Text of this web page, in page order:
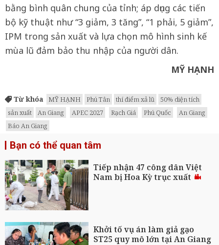
bằng bình quân chung của tỉnh; áp dụng các tiến
bộ kỹ thuật như “3 giảm, 3 tăng”, “1 phải, 5 giảm”,
IPM trong sản xuất và lựa chọn mô hình sinh kế
mùa lũ đảm bảo thu nhập của người dân.
MỸ HẠNH
Từ khóa MỸ HẠNH Phú Tân thí điểm xả lũ
50% diện tích
sản xuất
An Giang APEC 2027 Rạch Giá Phú Quốc
An Giang
Báo An Giang
Bạn có thể quan tâm
Tiếp nhận 47 công dân Việt
Nam bị Hoa Kỳ trục xuất
Khởi tố vụ án làm giả gạo
ST25 quy mô lớn tại An Giang